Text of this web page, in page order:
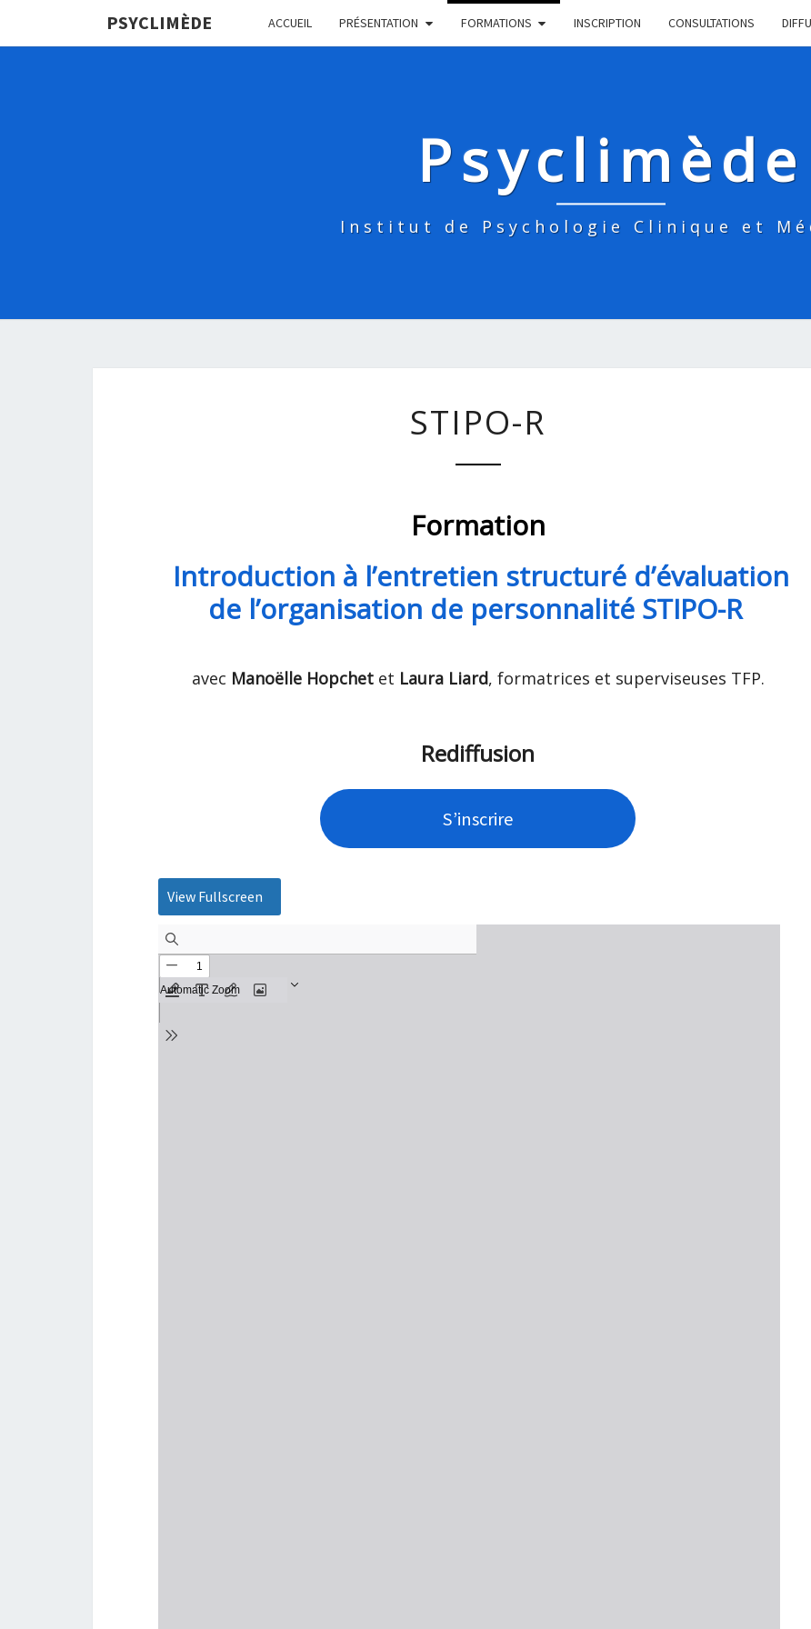
PSYCLIMÈDE ACCUEIL PRÉSENTATION FORMATIONS INSCRIPTION CONSULTATIONS
Psyclimède
Institut de Psychologie Clinique et
R
STIPO-R
Formation
Introduction à l’entretien structuré d’évaluation
de l’organisation de personnalité STIPO-R
avec Manoëlle Hopchetet Laura Liard, formatrices et superviseuses TFP.
Rediffusion
S’inscrire
View Fullscreen